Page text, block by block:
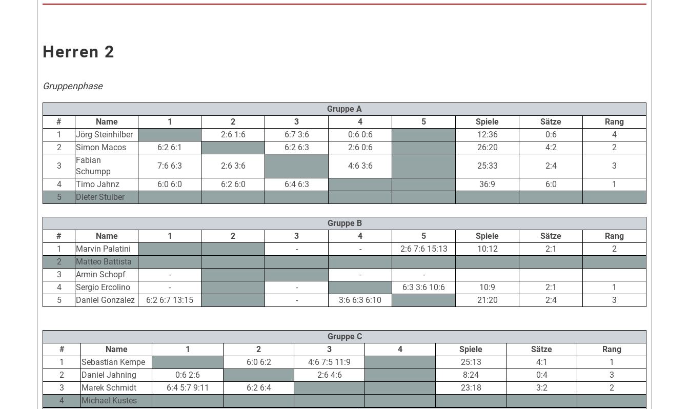
Herren 2
Gruppenphase
Gruppe A
#
Name 1 2 3 4 5 Spiele Sätze
Rang
1
Jörg Steinhilber 2:6 1:6 6:7 3:6 0:6 0:6 12:36 0:6
4
2
Simon Macos 6:2 6:1 6:2 6:3 2:6 0:6 26:20 4:2
2
3
Fabian
Schumpp
7:6 6:3 2:6 3:6 4:6 3:6 25:33 2:4
3
4
Timo Jahnz 6:0 6:0 6:2 6:0 6:4 6:3 36:9 6:0
1
5
Dieter Stuiber
Gruppe B
#
Name 1 2 3 4 5 Spiele Sätze
Rang
1
Marvin Palatini - - 2:6 7:6 15:13 10:12 2:1
2
2
Matteo Battista
3
Armin Schopf - -
-
4
Sergio Ercolino - - 6:3 3:6 10:6 10:9 2:1
1
5
Daniel Gonzalez 6:2 6:7 13:15 - 3:6 6:3 6:10 21:20 2:4 3
Gruppe C
#
Name 1 2 3 4 Spiele Sätze
Rang
1
Sebastian Kempe 6:0 6:2 4:6 7:5 11:9 25:13 4:1
1
2
Daniel Jahning 0:6 2:6 2:6 4:6 8:24 0:4
3
3
Marek Schmidt 6:4 5:7 9:11 6:2 6:4 23:18 3:2
2
4
Michael Kustes